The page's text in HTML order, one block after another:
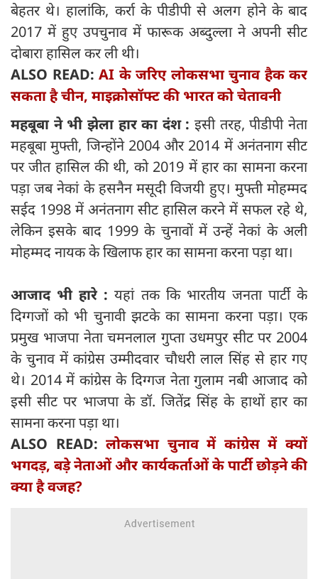
बेहतर थे। हालांकि, कर्रा के पीडीपी से अलग होने के बाद
2017 में हुए उपचुनाव में फारूक अब्दुल्ला ने अपनी सीट
दोबारा हासिल कर ली थी।
ALSO READ: AI के जरिए लोकसभा चुनाव हैक कर
सकता है चीन, माइक्रोसॉफ्ट की भारत को चेतावनी
महबूबा ने भी झेला हार का दंश :इसी तरह, पीडीपी नेता
महबूबा मुफ्ती, जिन्होंने 2004 और 2014 में अनंतनाग सीट
पर जीत हासिल की थी, को 2019 में हार का सामना करना
पड़ा जब नेकां के हसनैन मसूदी विजयी हुए। मुफ्ती मोहम्मद
सईद 1998 में अनंतनाग सीट हासिल करने में सफल रहे थे,
लेकिन इसके बाद 1999 के चुनावों में उन्हें नेकां के अली
मोहम्मद नायक के खिलाफ हार का सामना करना पड़ा था।
आजाद भी हारे :यहां तक कि भारतीय जनता पार्टी के
दिग्गजों को भी चुनावी झटके का सामना करना पड़ा। एक
प्रमुख भाजपा नेता चमनलाल गुप्ता उधमपुर सीट पर 2004
के चुनाव में कांग्रेस उम्मीदवार चौधरी लाल सिंह से हार गए
थे। 2014 में कांग्रेस के दिग्गज नेता गुलाम नबी आजाद को
इसी सीट पर भाजपा के डॉ. जितेंद्र सिंह के हाथों हार का
सामना करना पड़ा था।
ALSO READ:लोकसभा चुनाव में कांग्रेस में क्यों
भगदड़, बड़े नेताओं और कार्यकर्ताओं के पार्टी छोड़ने की
क्या है वजह?